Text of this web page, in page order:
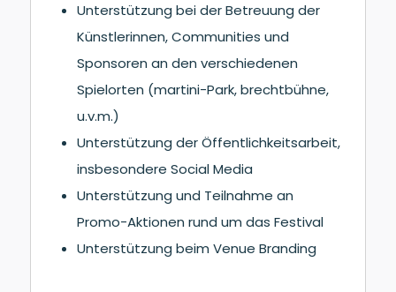
Unterstützung bei der Betreuung der
Künstlerinnen, Communities und
Sponsoren an den verschiedenen
Spielorten (martini-Park, brechtbühne,
u.v.m.)
Unterstützung der Öffentlichkeitsarbeit,
insbesondere Social Media
Unterstützung und Teilnahme an
Promo-Aktionen rund um das Festival
Unterstützung beim Venue Branding